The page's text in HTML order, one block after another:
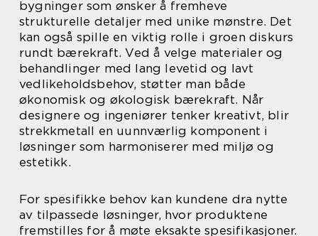
bygninger som ønsker å fremheve
strukturelle detaljer med unike mønstre. Det
kan også spille en viktig rolle i groen diskurs
rundt bærekraft. Ved å velge materialer og
behandlinger med lang levetid og lavt
vedlikeholdsbehov, støtter man både
økonomisk og økologisk bærekraft. Når
designere og ingeniører tenker kreativt, blir
strekkmetall en uunnværlig komponent i
løsninger som harmoniserer med miljø og
estetikk.
For spesifikke behov kan kundene dra nytte
av tilpassede løsninger, hvor produktene
fremstilles for å møte eksakte spesifikasjoner.